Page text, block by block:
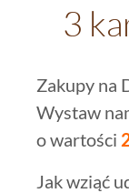
3
Zakupy na
Wystaw
o wartości
Jak wziąć